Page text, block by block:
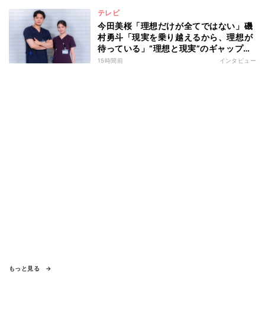
テレビ
今田美桜「理想だけが全てではない」磯
村勇斗「現実を乗り越えるから、理想が
待っている」“理想と現実”のギャップに
悩む人へ 第一線で活躍する俳優2人の
15時間前 インタビュー
もっと見る